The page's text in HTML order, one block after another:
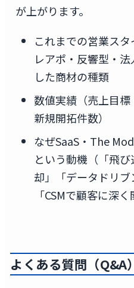
が上がります。
これまでの営業ス
レアポ・反響型・
した商材の種類
数値実績（売上目標
新規開拓件数）
なぜSaaS・The
という動機（「飛
却」「データドリブ
「CSMで顧客に深
よくある質問（Q&A）